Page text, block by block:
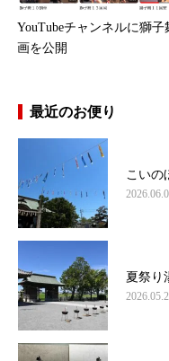
YouTubeチャンネルに獅子
画を公開
最近のお便り
こいの
夏祭り